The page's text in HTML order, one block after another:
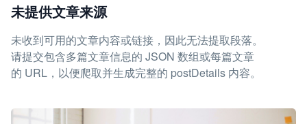
未提供文章来源
未收到可用的文章内容或链接，因此无法提取段落。
请提交包含多篇文章信息的 JSON 数组或每篇文章
的 URL，以便爬取并生成完整的 postDetails 内容。